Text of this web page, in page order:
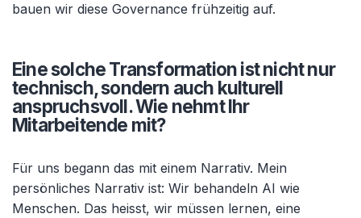
bauen wir diese Governance frühzeitig auf.
Eine solche Transformation ist nicht nur
technisch, sondern auch kulturell
anspruchsvoll. Wie nehmt Ihr
Mitarbeitende mit?
Für uns begann das mit einem Narrativ. Mein
persönliches Narrativ ist: Wir behandeln AI wie
Menschen. Das heisst, wir müssen lernen, eine